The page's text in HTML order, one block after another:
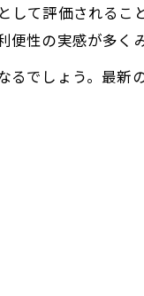
て評価されるこ
性の実感が多く
でしょう。最新